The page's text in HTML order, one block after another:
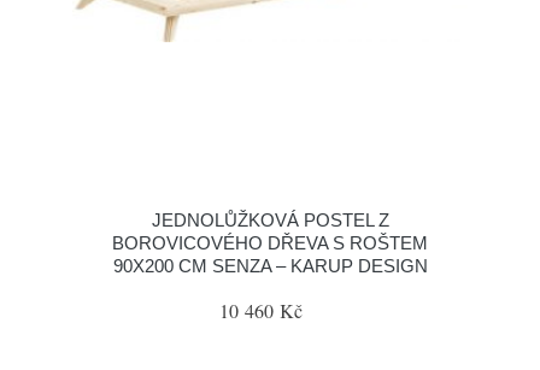
JEDNOLŮŽKOVÁ POSTEL Z
BOROVICOVÉHO DŘEVA S ROŠTEM
90X200 CM SENZA – KARUP DESIGN
10 460 Kč